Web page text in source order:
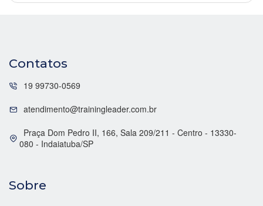
Contatos
19 99730-0569
atendimento@trainingleader.com.br
Praça Dom Pedro II, 166, Sala 209/211 - Centro - 13330-
080 - Indaiatuba/SP
Sobre